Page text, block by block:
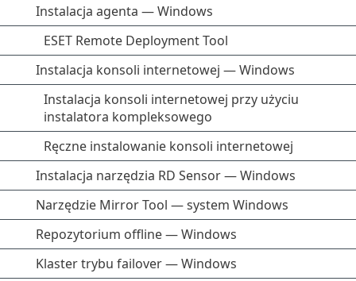
Instalacja agenta — Windows
ESET Remote Deployment Tool
Instalacja konsoli internetowej — Windows
Instalacja konsoli internetowej przy użyciu
instalatora kompleksowego
Ręczne instalowanie konsoli internetowej
Instalacja narzędzia RD Sensor — Windows
Narzędzie Mirror Tool — system Windows
Repozytorium offline — Windows
Klaster trybu failover — Windows